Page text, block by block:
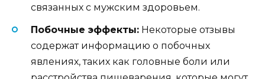
связанных с мужским здоровьем.
Побочные эффекты: Некоторые отзывы
содержат информацию о побочных
явлениях, таких как головные боли или